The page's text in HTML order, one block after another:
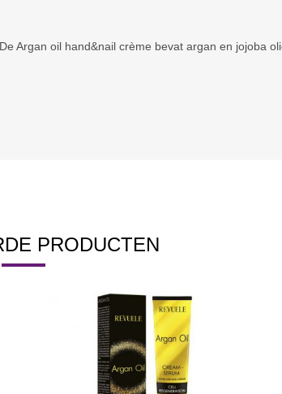
Argan oil hand&nail crème bevat argan en jojoba
PRODUCTEN